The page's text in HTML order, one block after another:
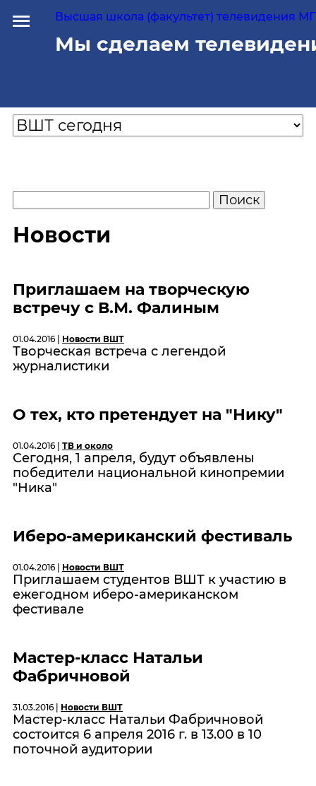
Высшая школа (факультет) телевидения
Мы сделаем
Новости
Приглашаем на творческую
встречу с В.М. Фалиным
01.04.2016 | Новости ВШТ
Творческая встреча с легендой
журналистики
О тех, кто претендует на "Нику"
01.04.2016 | ТВ и около
Сегодня, 1 апреля, будут объявлены
победители национальной кинопремии
"Ника"
Иберо-американский фестиваль
01.04.2016 | Новости ВШТ
Приглашаем студентов ВШТ к участию в
ежегодном иберо-американском
фестивале
Мастер-класс Натальи
Фабричновой
31.03.2016 | Новости ВШТ
Мастер-класс Натальи Фабричновой
состоится 6 апреля 2016 г. в 13.00 в 10
поточной аудитории